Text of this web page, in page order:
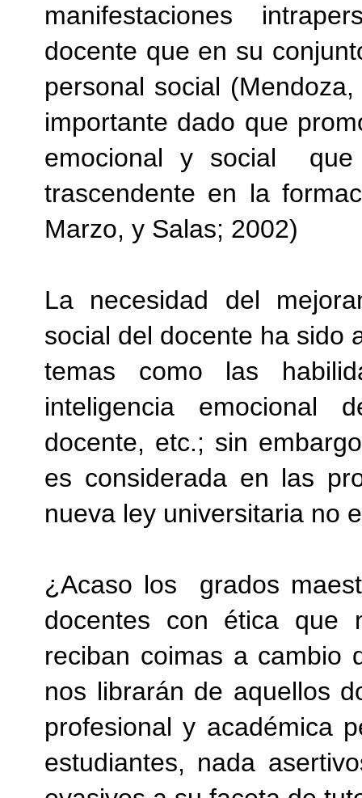
manifestaciones
docente que en su
personal social
importante dado que
emocional y social
trascendente en la
Marzo, y Salas; 2002)
La necesidad del
social del docente ha sido
temas como las
inteligencia emocional
docente, etc.; sin
es considerada en las
nueva ley universitaria no
¿Acaso los
grados
docentes con ética que
reciban coimas a cambio
nos librarán de aquellos
profesional y académica
estudiantes, nada